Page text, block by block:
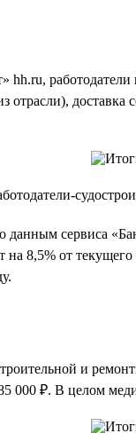
hh.ru,
доставка
данным сервиса
на 8,5% от
и
000 ₽. В целом